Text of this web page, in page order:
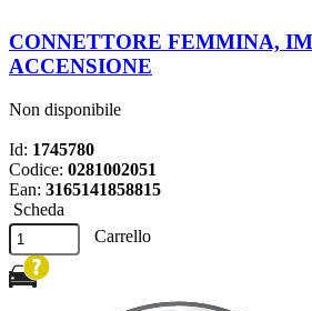
CONNETTORE FEMMINA,
ACCENSIONE
Non disponibile
Id: 1745780
Codice: 0281002051
Ean: 3165141858815
Scheda
Carrello